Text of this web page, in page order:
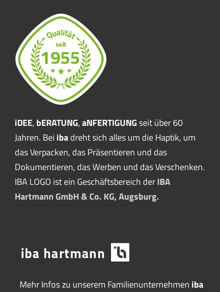
iDEE, bERATUNG,aNFERTIGUNGseit über 60
Jahren. Bei ibadreht sich alles um die Haptik, um
das Verpacken, das Präsentieren und das
Dokumentieren, das Werben und das Verschenken.
IBA LOGO ist ein Geschäftsbereich derIBA
Hartmann GmbH & Co. KG, Augsburg.
Mehr Infos zu unserem Familienunternehmen iba